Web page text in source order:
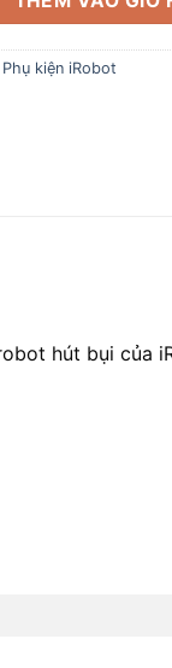
Phụ kiện iRobot
hút bụi của